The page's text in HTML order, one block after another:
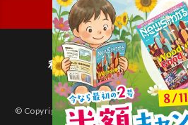
利用規約
プライバシーポリ
個人情報について(毎
© Copyright 2026子どものためのニュー